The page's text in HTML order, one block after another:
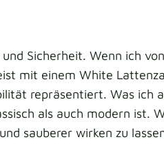
Sicherheit. Wenn ich
mit einem White
repräsentiert. Was ich
als auch modern ist.
sauberer wirken zu